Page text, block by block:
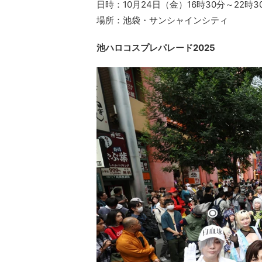
日時：10月24日（金）16時30分～22時
場所：池袋・サンシャインシティ
池ハロコスプレパレード2025